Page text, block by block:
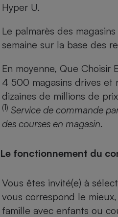
Hyper U.
Le palmarès des
semaine sur la base des
En moyenne, Que Choisir
4 500 magasins drives et
dizaines de millions de
(1) Service de commande
des courses en magasin.
Le fonctionnement du
Vous êtes invité(e) à
vous correspond le
famille avec enfants ou